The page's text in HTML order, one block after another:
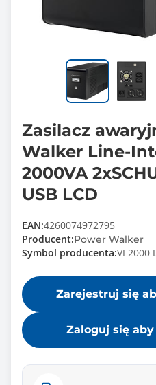
Zasilacz
Walker Line-
2000VA
USB LCD
EAN:4260074972795
Producent:Power Walker
Symbol producenta:VI 2000
Zarejestruj się
Zaloguj się